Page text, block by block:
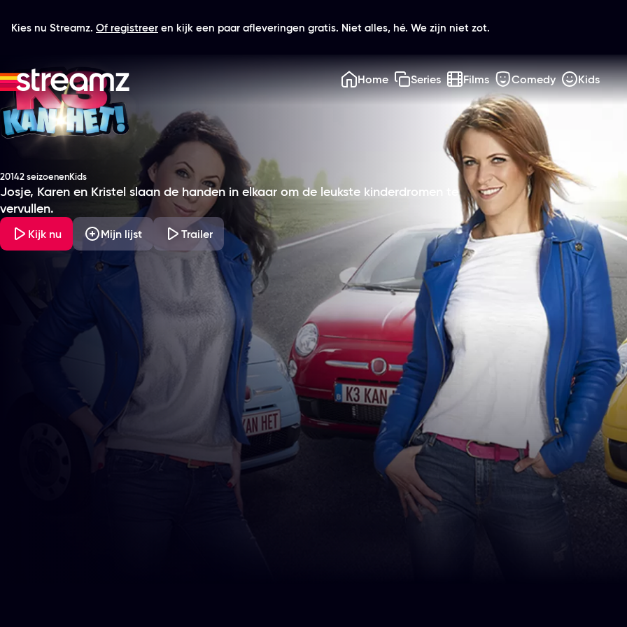
Kies nu Streamz. Of registreer en kijk een paar afleveringen gratis. Niet alles, hé. We zijn niet zot.
Home Series Films Comedy Kids
K3 Kan Het!
Productiejaar
20142 seizoenen
Genre Kids
Josje, Karen en Kristel slaan de handen in elkaar om de leukste kinderdromen te
vervullen.
Kijk nu Mijn lijst Trailer